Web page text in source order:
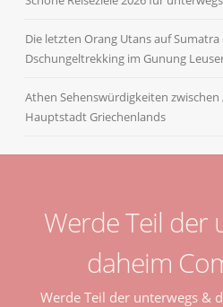
Die letzten Orang Utans auf Sumatra
Dschungeltrekking im Gunung
Athen Sehenswürdigkeiten
Hauptstadt Griechenlands
Werde Teil der
daheim
Werde Teil der unterwegs &